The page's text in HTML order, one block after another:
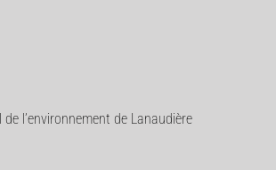
l’environnement de Lanaudière